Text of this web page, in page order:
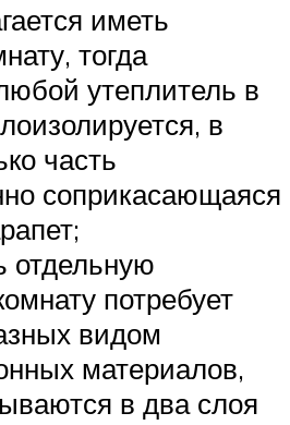
иметь
тогда
утеплитель в
в
часть
соприкасающаяся
отдельную
потребует
видом
материалов,
в два слоя